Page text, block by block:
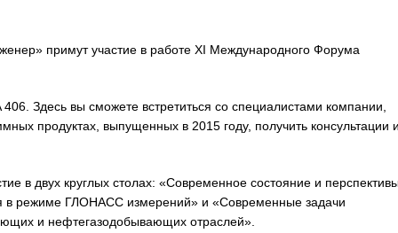
примут участие в работе XI Международного Форума
Здесь вы сможете встретиться со специалистами компании,
продуктах, выпущенных в 2015 году, получить консультации
в двух круглых столах: «Современное состояние и
в режиме ГЛОНАСС измерений» и «Современные задачи
и нефтегазодобывающих отраслей».